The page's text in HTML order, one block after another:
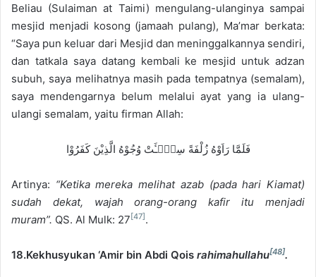
Beliau (Sulaiman at Taimi) mengulang-ulanginya sampai
mesjid menjadi kosong (jamaah pulang), Ma’mar berkata:
“Saya pun keluar dari Mesjid dan meninggalkannya sendiri,
dan tatkala saya datang kembali ke mesjid untuk adzan
subuh, saya melihatnya masih pada tempatnya (semalam),
saya mendengarnya belum melalui ayat yang ia ulang-
ulangi semalam, yaitu firman Allah:
فَلَمَّا رَاَوْهُ زُلْفَةً سِيْۤـَٔتْ وُجُوْهُ الَّذِيْنَ كَفَرُوْا
Artinya: “Ketika mereka melihat azab (pada hari Kiamat)
sudah dekat, wajah orang-orang kafir itu menjadi
muram”. QS. Al Mulk: 27 [47] .
18.Kekhusyukan ‘Amir bin Abdi Qois rahimahullahu[48].